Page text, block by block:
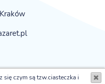
czym są tzw.ciasteczka i